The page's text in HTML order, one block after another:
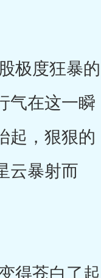
极度狂暴的
气在这一瞬
起，狠狠的
云暴射而
得苍白了起